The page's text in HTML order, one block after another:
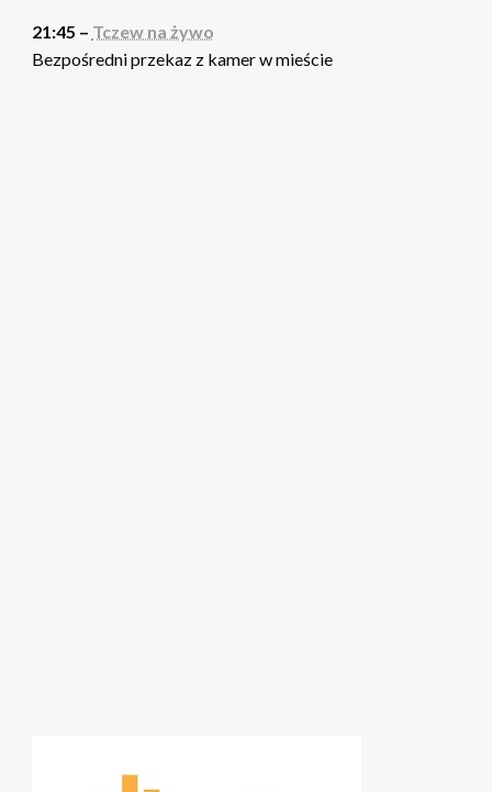
21:45 – Tczew na żywo
Bezpośredni przekaz z kamer w mieście